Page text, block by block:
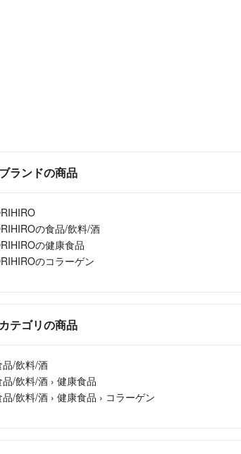
ランドの商品
の食品/飲料/酒
の健康食品
のコラーゲン
テゴリの商品
品/飲料/酒
品/飲料/酒 › 健康食品
品/飲料/酒 › 健康食品 › コラーゲン